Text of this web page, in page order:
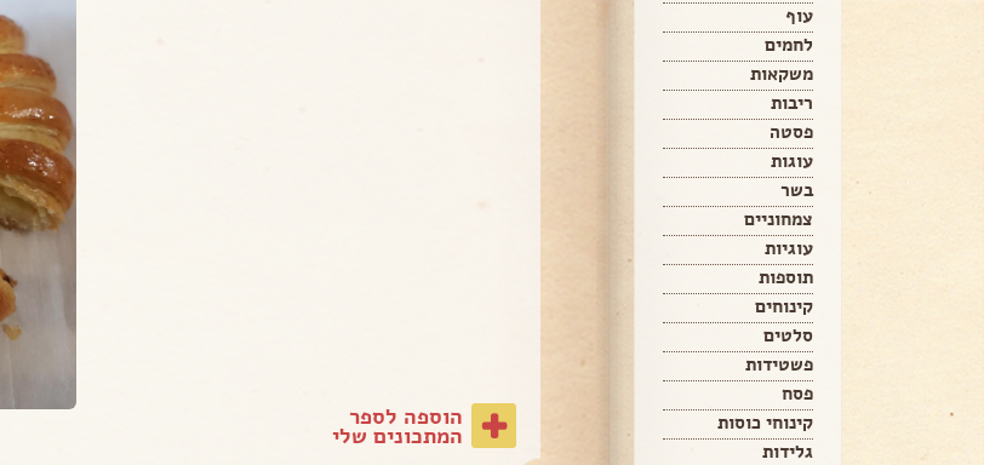
עוף
לחמים
משקאות
ריבות
פסטה
עוגות
בשר
צמחוניים
עוגיות
תוספות
קינוחים
סלטים
פשטידות
פסח
קינוחי כוסות
גלידות
הוספה לספר
המתכונים שלי